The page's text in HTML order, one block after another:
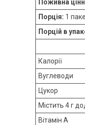
Поживна
Порція: 1
Порцій в
Калорії
Вуглеводи
Цукор
Містить 4 г
Вітамін A